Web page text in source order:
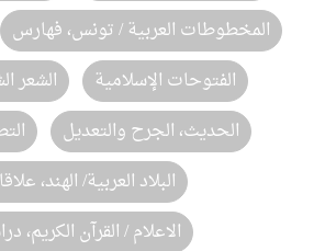
المخطوطات العربية / تونس، فهارس
الفتوحات الإسلامية
الشعر
الحديث، الجرح والتعديل
البلاد العربية/ الهند،
الاعلام / القرآن الكريم،